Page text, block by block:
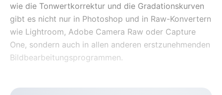
wie die Tonwertkorrektur und die Gradationskurven
gibt es nicht nur in Photoshop und in Raw-Konvertern
wie Lightroom, Adobe Camera Raw oder Capture
One, sondern auch in allen anderen erstzunehmenden
Bildbearbeitungsprogrammen.